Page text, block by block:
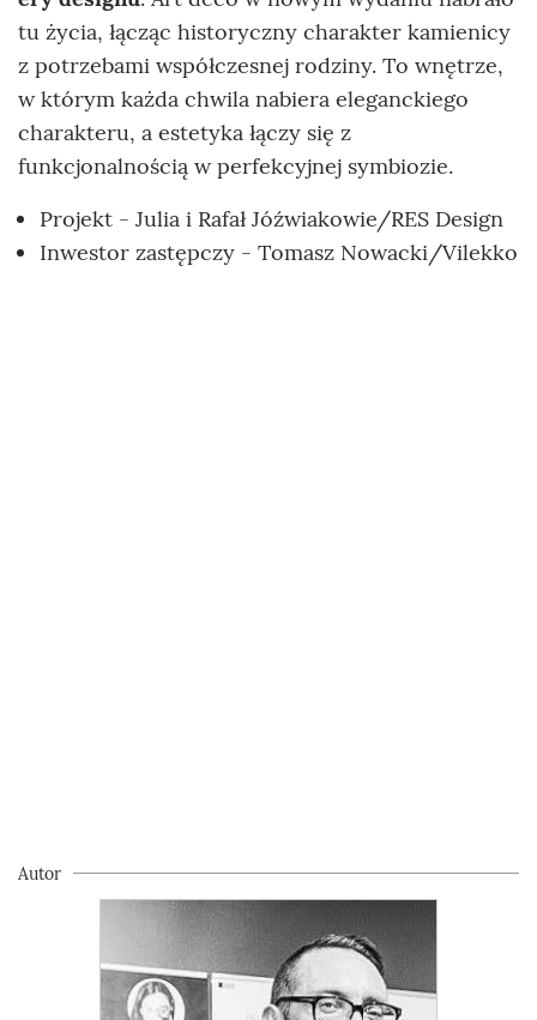
tu życia, łącząc historyczny charakter kamienicy
z potrzebami współczesnej rodziny. To wnętrze,
w którym każda chwila nabiera eleganckiego
charakteru, a estetyka łączy się z
funkcjonalnością w perfekcyjnej symbiozie.
Projekt - Julia i Rafał Jóźwiakowie/RES Design
Inwestor zastępczy - Tomasz Nowacki/Vilekko
Autor